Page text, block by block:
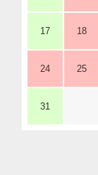
17 18
24 25
31